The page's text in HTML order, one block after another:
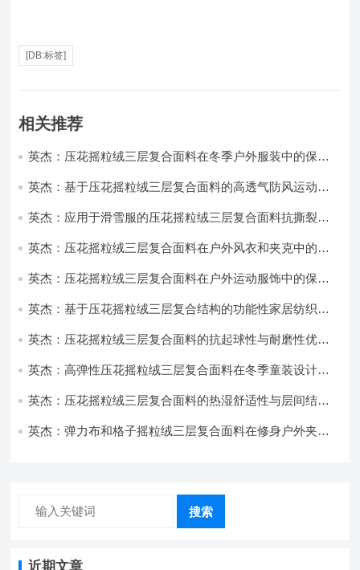
[DB:标签]
相关推荐
英杰：压花摇粒绒三层复合面料在冬季户外服装中的保暖
英杰：基于压花摇粒绒三层复合面料的高透气防风运动服
英杰：应用于滑雪服的压花摇粒绒三层复合面料抗撕裂与
英杰：压花摇粒绒三层复合面料在户外风衣和夹克中的应
英杰：压花摇粒绒三层复合面料在户外运动服饰中的保暖
英杰：基于压花摇粒绒三层复合结构的功能性家居纺织品
英杰：压花摇粒绒三层复合面料的抗起球性与耐磨性优化
英杰：高弹性压花摇粒绒三层复合面料在冬季童装设计中
英杰：压花摇粒绒三层复合面料的热湿舒适性与层间结合
英杰：弹力布和格子摇粒绒三层复合面料在修身户外夹克
搜索
近期文章